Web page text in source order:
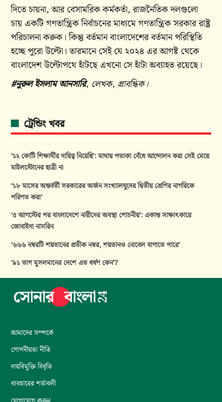
দিতে চায়না, আর বেসামরিক কর্মকর্তা, রাজনৈতিক দলগুলো
চায় একটি গণতান্ত্রিক নির্বাচনের মাধ্যমে গণতান্ত্রিক সরকার রাষ্ট্র
পরিচালনা করুক। কিন্তু বর্তমান বাংলাদেশের বর্তমান পরিস্থিতি
হচ্ছে পুরো উল্টো। তারমানে সেই যে ২০২৪ এর আগষ্ট থেকে
বাংলাদেশ উল্টোপথে হাঁটছে এখনো সে হাঁটা অব্যাহত রয়েছে।
#নুরুল ইসলাম আনসারি, লেখক, প্রাবন্ধিক।
ট্রেন্ডিং খবর
‘১২ কোটি শিক্ষার্থীর দায়িত্ব নিয়েছি’: মাথায় পতাকা বেঁধে আন্দোলন করা সেই মেয়ে
মাইলস্টোনের ছাত্রী না
‘১৮ মাসের অন্তর্বর্তী সরকারের অর্জন সংখ্যালঘুদের দ্বিতীয় শ্রেণির নাগরিকে
পরিণত করা’
‘৫ আগস্টের পর বাংলাদেশে নারীদের অবস্থা শোচনীয়’: একান্ত সাক্ষাৎকারে
জোবাইদা নাসরিন
‘৬৬৬ নম্বরটি শয়তানের প্রতীক নম্বর, শয়তানও নোবেল বাগাতে পারে’
‘৯১ ভাগ মুসলমানের দেশে এত ধর্ষণ কেন’?
আমাদের সম্পর্কে
গোপনীয়তা নীতি
দায়বিমুক্তি বিবৃতি
ব্যবহারের শর্তাবলী